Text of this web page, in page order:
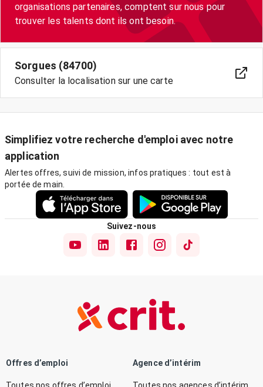
organisations partenaires, comptent sur nous pour
trouver les talents dont ils ont besoin.
Sorgues (84700)
Consulter la localisation sur une carte
Simplifiez votre recherche d'emploi avec notre
application
Alertes offres, suivi de mission, infos pratiques : tout est à
portée de main.
Suivez-nous
Offres d’emploi Agence d’intérim